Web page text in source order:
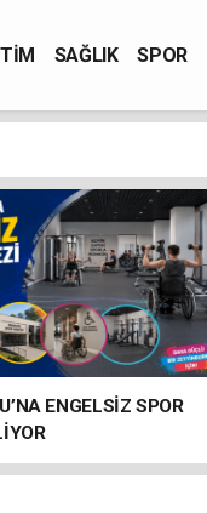
SAĞLIK SPOR
ENGELSİZ SPOR